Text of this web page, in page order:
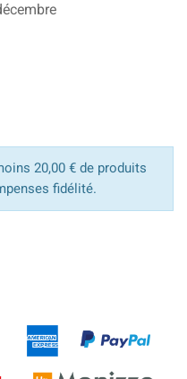
20,00 € de produits
fidélité.